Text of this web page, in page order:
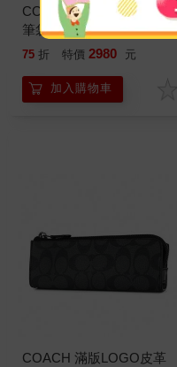
COACH 迪士尼聯名印花
筆袋－米妮
75 折 特價 2980 元
加入購物車
COACH 滿版LOGO皮革